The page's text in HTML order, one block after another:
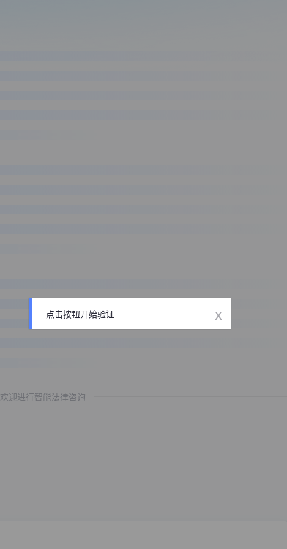
欢迎进行智能法律咨询
点击按钮开始验证 x